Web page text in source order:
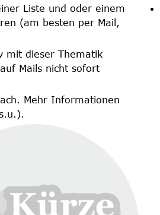
Liste und oder einem
(am besten per Mail,
mit dieser Thematik
Mails nicht sofort
Mehr Informationen